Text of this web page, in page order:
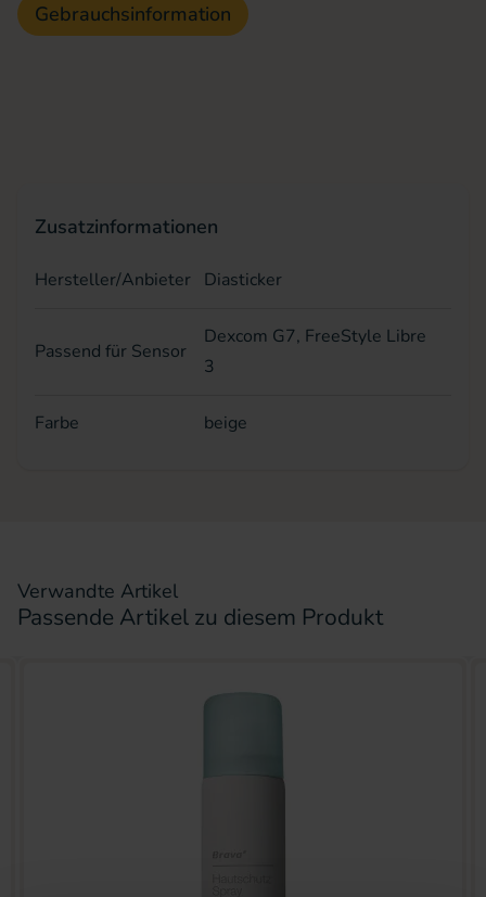
Gebrauchsinformation
Zusatzinformationen
Hersteller/Anbieter Diasticker
Passend für Sensor
Dexcom G7, FreeStyle Libre
3
Farbe beige
Verwandte Artikel
Passende Artikel zu diesem Produkt